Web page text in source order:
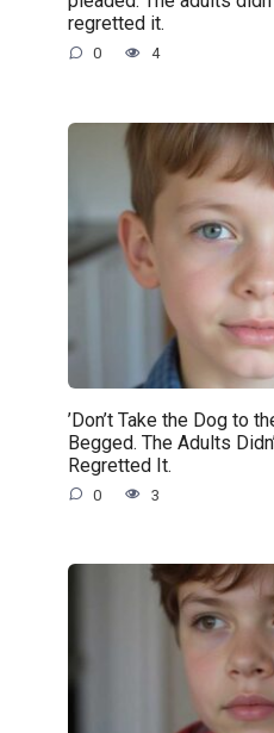
regretted it.
0 4
’Don’t Take the Dog to
Begged. The Adults
Regretted It.
0 3